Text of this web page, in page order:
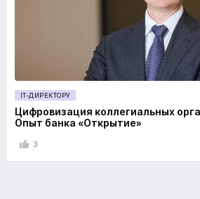
IT-ДИРЕКТОРУ
Цифровизация коллегиальных
Опыт банка «Открытие»
3